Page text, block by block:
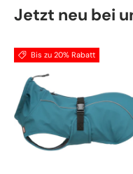
Jetzt neu bei
Bis zu 20% Rabatt